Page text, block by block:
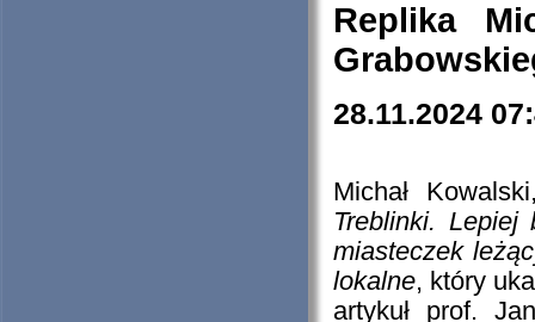
Replika
28.11.2024
Michał
Treblinki. Lepiej
miasteczek
lokalne, który
artykuł prof.